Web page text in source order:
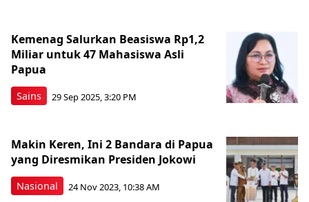
Sains
Kemenag Salurkan Beasiswa Rp1,2
Miliar untuk 47 Mahasiswa Asli
Papua
29 Sep 2025, 3:20 PM
Nasional
Makin Keren, Ini 2 Bandara di Papua
yang Diresmikan Presiden Jokowi
24 Nov 2023, 10:38 AM